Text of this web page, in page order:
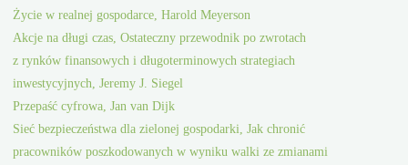
Życie w realnej gospodarce, Harold Meyerson
Akcje na długi czas, Ostateczny przewodnik po zwrotach
z rynków finansowych i długoterminowych strategiach
inwestycyjnych, Jeremy J. Siegel
Przepaść cyfrowa, Jan van Dijk
Sieć bezpieczeństwa dla zielonej gospodarki, Jak chronić
pracowników poszkodowanych w wyniku walki ze zmianami